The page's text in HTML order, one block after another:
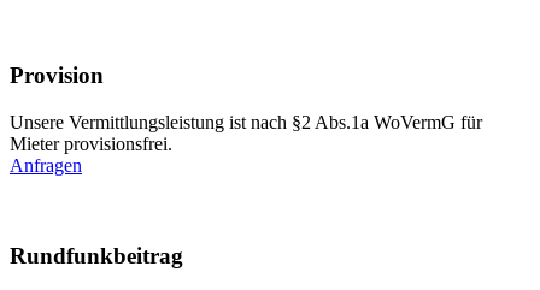
Provision
Unsere Vermittlungsleistung ist nach §2 Abs.1a WoVermG für
Mieter provisionsfrei.
Anfragen
Rundfunkbeitrag